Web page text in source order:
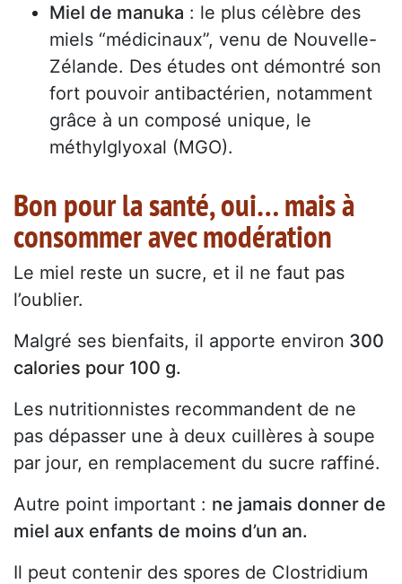
Miel de manuka : le plus célèbre des
miels “médicinaux”, venu de Nouvelle-
Zélande. Des études ont démontré son
fort pouvoir antibactérien, notamment
grâce à un composé unique, le
méthylglyoxal (MGO).
Bon pour la santé, oui… mais à
consommer avec modération
Le miel reste un sucre, et il ne faut pas
l’oublier.
Malgré ses bienfaits, il apporte environ 300
calories pour 100 g.
Les nutritionnistes recommandent de ne
pas dépasser une à deux cuillères à soupe
par jour, en remplacement du sucre raffiné.
Autre point important : ne jamais donner de
miel aux enfants de moins d’un an.
Il peut contenir des spores de Clostridium